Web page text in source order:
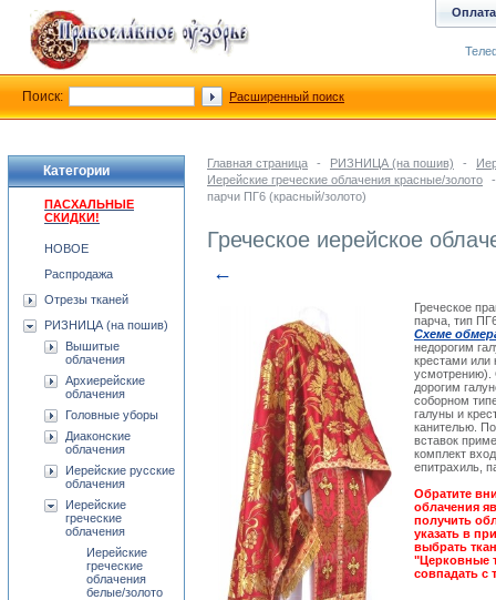
Главная страница - РИЗНИЦА (на пошив) -
Иерейские греческие облачения красные/золото
-
парчи ПГ6 (красный/золото)
Греческое иерейское
←
Греческое
парча, тип
Схеме
недорогим
крестами или
усмотрению).
дорогим
соборном
галуны и
канителью.
вставок
комплект
епитрахиль,
Обратите
облачения
получить
указать в
выбрать
"Церковные
совпадать с
Категории
ПАСХАЛЬНЫЕ
СКИДКИ!
НОВОЕ
Распродажа
Отрезы тканей
РИЗНИЦА (на пошив)
Вышитые
облачения
Архиерейские
облачения
Головные уборы
Диаконские
облачения
Иерейские русские
облачения
Иерейские
греческие
облачения
Иерейские
греческие
облачения
белые/золото
Оплата
Поиск: Расширенный поиск